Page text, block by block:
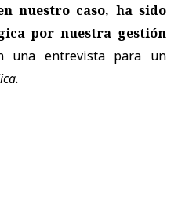
nuestro caso, ha sido
por nuestra gestión
una entrevista para un